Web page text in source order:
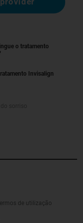
o tratamento
Invisalign
de utilização